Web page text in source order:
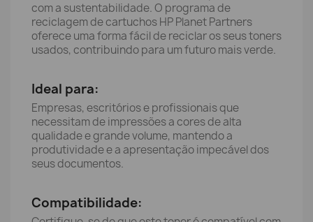
com a sustentabilidade. O programa de
reciclagem de cartuchos HP Planet Partners
oferece uma forma fácil de reciclar os seus toners
usados, contribuindo para um futuro mais verde.
Ideal para:
Empresas, escritórios e profissionais que
necessitam de impressões a cores de alta
qualidade e grande volume, mantendo a
produtividade e a apresentação impecável dos
seus documentos.
Compatibilidade: